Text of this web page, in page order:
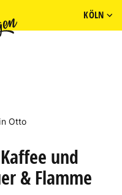
KÖLN
Otto
und
& Flamme